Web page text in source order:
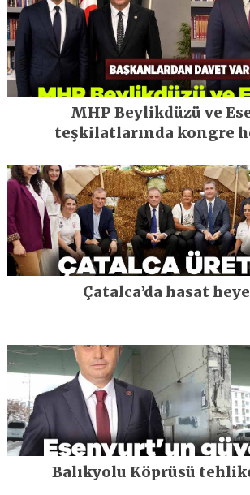
MHP Beylikdüzü ve
teşkilatlarında kongre
Çatalca’da hasat
Balıkyolu Köprüsü